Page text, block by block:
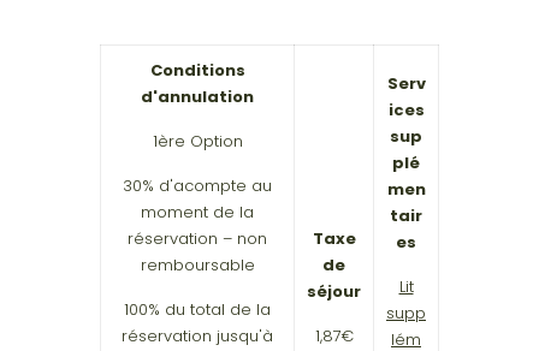
Conditions
d'annulation
1ère Option
30% d'acompte au
moment de la
réservation – non
remboursable
100% du total de la
réservation jusqu'à
Taxe
de
séjour
1,87€
Serv
ices
sup
plé
men
tair
es
Lit
supp
lém